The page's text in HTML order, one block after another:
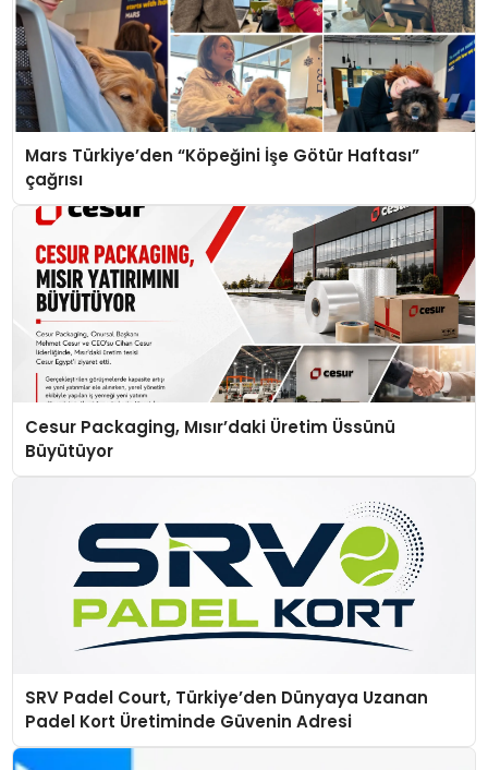
Mars Türkiye’den “Köpeğini İşe Götür Haftası”
çağrısı
Cesur Packaging, Mısır’daki Üretim Üssünü
Büyütüyor
SRV Padel Court, Türkiye’den Dünyaya Uzanan
Padel Kort Üretiminde Güvenin Adresi